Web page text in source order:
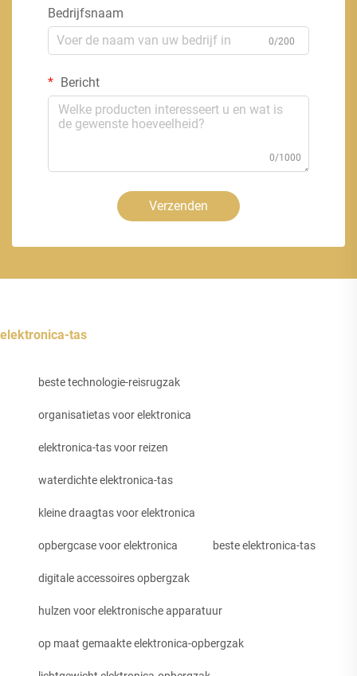
Bedrijfsnaam
0/200
Bericht
0/1000
Verzenden
elektronica-tas
beste technologie-reisrugzak
organisatietas voor elektronica
elektronica-tas voor reizen
waterdichte elektronica-tas
kleine draagtas voor elektronica
opbergcase voor elektronica beste elektronica-tas
digitale accessoires opbergzak
hulzen voor elektronische apparatuur
op maat gemaakte elektronica-opbergzak